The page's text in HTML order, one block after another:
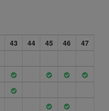
43 44 45 46
47